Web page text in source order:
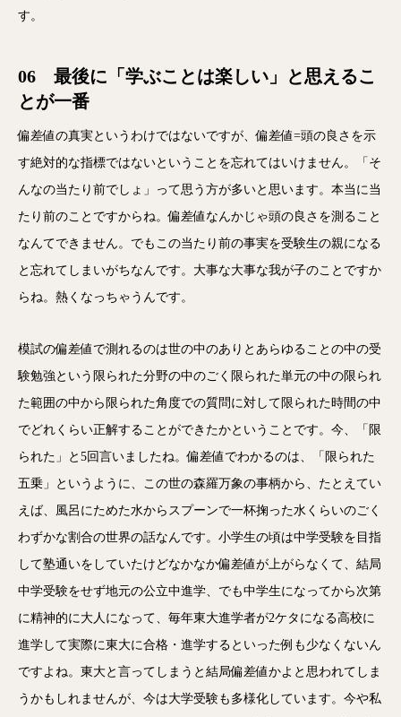
す。
06 最後に「学ぶことは楽しい」と思えるこ
とが一番
偏差値の真実というわけではないですが、偏差値=頭の良さを示
す絶対的な指標ではないということを忘れてはいけません。「そ
んなの当たり前でしょ」って思う方が多いと思います。本当に当
たり前のことですからね。偏差値なんかじゃ頭の良さを測ること
なんてできません。でもこの当たり前の事実を受験生の親になる
と忘れてしまいがちなんです。大事な大事な我が子のことですか
らね。熱くなっちゃうんです。
模試の偏差値で測れるのは世の中のありとあらゆることの中の受
験勉強という限られた分野の中のごく限られた単元の中の限られ
た範囲の中から限られた角度での質問に対して限られた時間の中
でどれくらい正解することができたかということです。今、「限
られた」と5回言いましたね。偏差値でわかるのは、「限られた
五乗」というように、この世の森羅万象の事柄から、たとえてい
えば、風呂にためた水からスプーンで一杯掬った水くらいのごく
わずかな割合の世界の話なんです。小学生の頃は中学受験を目指
して塾通いをしていたけどなかなか偏差値が上がらなくて、結局
中学受験をせず地元の公立中進学、でも中学生になってから次第
に精神的に大人になって、毎年東大進学者が2ケタになる高校に
進学して実際に東大に合格・進学するといった例も少なくないん
ですよね。東大と言ってしまうと結局偏差値かよと思われてしま
うかもしれませんが、今は大学受験も多様化しています。今や私